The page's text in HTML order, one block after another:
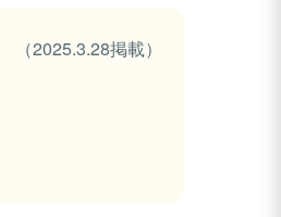
（2025.3.28掲載）